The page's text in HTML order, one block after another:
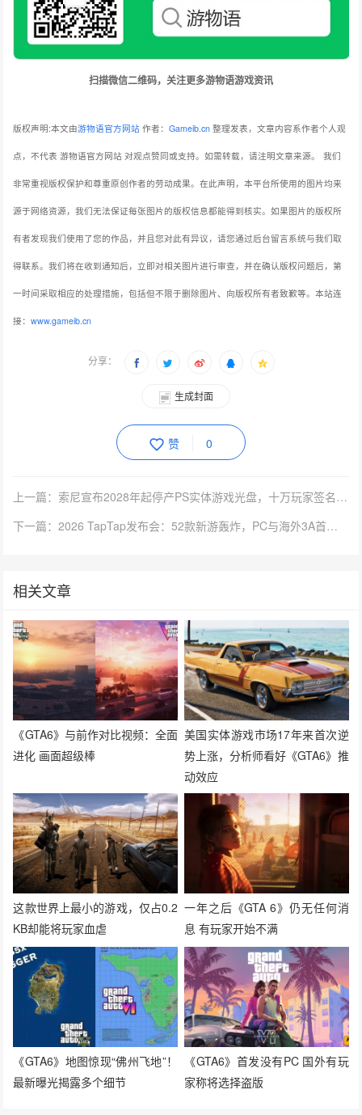
扫描微信二维码，关注更多游物语游戏资讯
版权声明:本文由游物语官方网站 作者：Gameib.cn 整理发表，文章内容系作者个人观
点，不代表 游物语官方网站 对观点赞同或支持。如需转载，请注明文章来源。 我们
非常重视版权保护和尊重原创作者的劳动成果。在此声明，本平台所使用的图片均来
源于网络资源，我们无法保证每张图片的版权信息都能得到核实。如果图片的版权所
有者发现我们使用了您的作品，并且您对此有异议，请您通过后台留言系统与我们取
得联系。我们将在收到通知后，立即对相关图片进行审查，并在确认版权问题后，第
一时间采取相应的处理措施，包括但不限于删除图片、向版权所有者致歉等。本站连
接：www.gameib.cn
分享：
生成封面
赞 0
上一篇：索尼宣布2028年起停产PS实体游戏光盘，十万玩家签名请愿
下一篇：2026 TapTap发布会：52款新游轰炸，PC与海外3A首次大规模加入
相关文章
《GTA6》与前作对比视频：全面
进化 画面超级棒
美国实体游戏市场17年来首次逆
势上涨，分析师看好《GTA6》推
动效应
这款世界上最小的游戏，仅占0.2
KB却能将玩家血虐
一年之后《GTA 6》仍无任何消
息 有玩家开始不满
《GTA6》地图惊现“佛州飞地”！
最新曝光揭露多个细节
《GTA6》首发没有PC 国外有玩
家称将选择盗版